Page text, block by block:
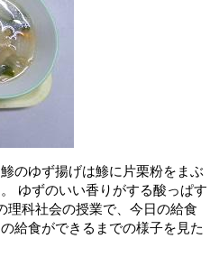
ゆず揚げは鯵に片栗粉をまぶ
ゆずのいい香りがする酸っぱす
理科社会の授業で、今日の給食
給食ができるまでの様子を見た